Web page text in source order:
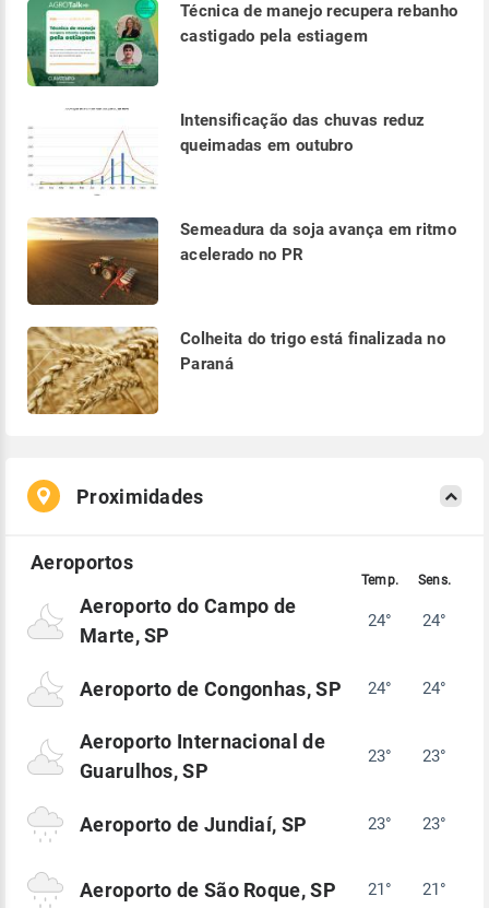
Técnica de manejo recupera rebanho
castigado pela estiagem
Intensificação das chuvas reduz
queimadas em outubro
Semeadura da soja avança em ritmo
acelerado no PR
Colheita do trigo está finalizada no
Paraná
Proximidades
Aeroporto do Campo de
Marte, SP
24° 24°
Aeroporto de Congonhas, SP 24° 24°
Aeroporto Internacional de
Guarulhos, SP
23° 23°
Aeroporto de Jundiaí, SP 23° 23°
Aeroporto de São Roque, SP 21° 21°